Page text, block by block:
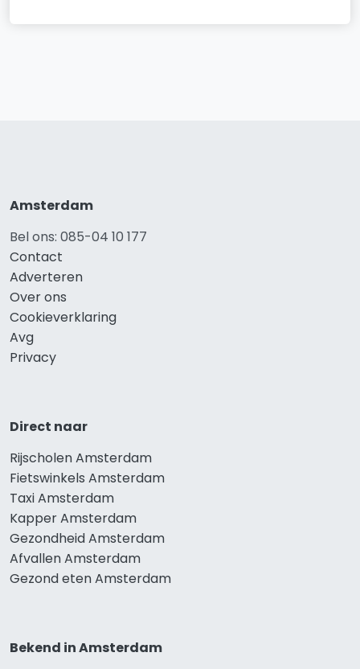
Amsterdam
Bel ons: 085-04 10 177
Contact
Adverteren
Over ons
Cookieverklaring
Avg
Privacy
Direct naar
Rijscholen Amsterdam
Fietswinkels Amsterdam
Taxi Amsterdam
Kapper Amsterdam
Gezondheid Amsterdam
Afvallen Amsterdam
Gezond eten Amsterdam
Bekend in Amsterdam